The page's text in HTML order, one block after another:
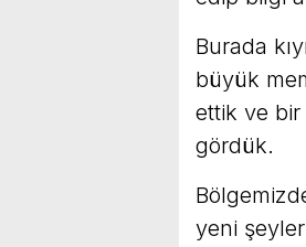
Burada
büyük
ettik ve bir
gördük.
yeni